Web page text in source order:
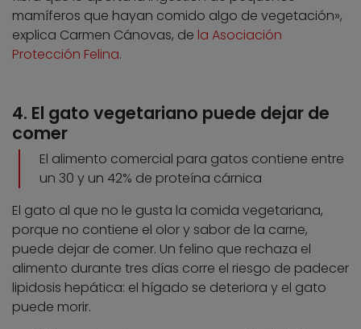
mamíferos que hayan comido algo de vegetación»,
explica Carmen Cánovas, de la Asociación
Protección Felina.
4. El gato vegetariano puede dejar de
comer
El alimento comercial para gatos contiene entre
un 30 y un 42% de proteína cárnica
El gato al que no le gusta la comida vegetariana,
porque no contiene el olor y sabor de la carne,
puede dejar de comer. Un felino que rechaza el
alimento durante tres días corre el riesgo de padecer
lipidosis hepática: el hígado se deteriora y el gato
puede morir.